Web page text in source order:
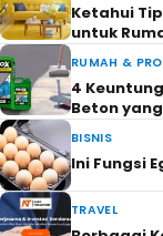
Ketahui
untuk
RUMAH &
4
Beton
BISNIS
Ini Fungsi
TRAVEL